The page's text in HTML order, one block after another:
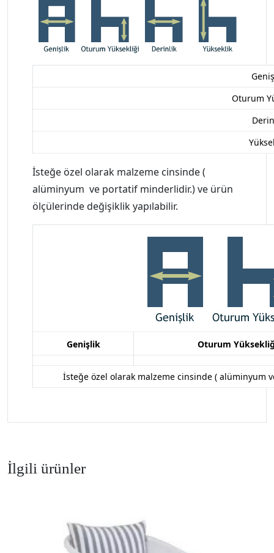
Oturum
İsteğe özel olarak malzeme cinsinde (
alüminyum ve portatif minderlidir.) ve ürün
ölçülerinde değişiklik yapılabilir.
Genişlik Oturum
İsteğe özel olarak malzeme cinsinde ( alüminyum
İlgili ürünler